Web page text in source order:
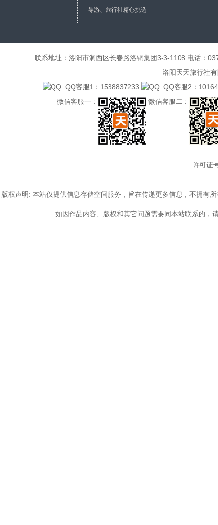
导游、旅行社精心挑选
联系地址：洛阳市涧西区长春路洛铜集团3-3-1108 电话：
洛阳天天旅行社
QQ客服1：1538837233
QQ客服2：
微信客服一：
微信客服二：
许可
版权声明: 本站仅提供信息存储空间服务，旨在传递更多信息，不拥有
如因作品内容、版权和其它问题需要同本站联系的，